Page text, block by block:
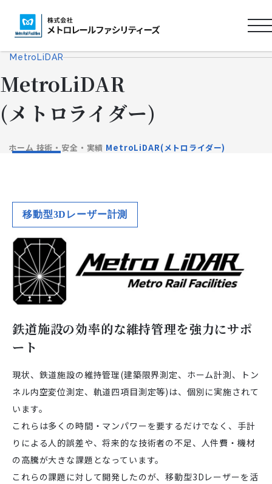
MetroLiDAR
MetroLiDAR
(メトロライダー)
ホーム 技術・安全・実績 MetroLiDAR(メトロライダー)
移動型3Dレーザー計測
鉄道施設の効率的な維持管理を強力にサポ
ート
現状、鉄道施設の維持管理(建築限界測定、ホーム計測、トン
ネル内空変位測定、軌道四項目測定等)は、個別に実施されて
います。
これらは多くの時間・マンパワーを要するだけでなく、手計
りによる人的誤差や、将来的な技術者の不足、人件費・機材
の高騰が大きな課題となっています。
これらの課題に対して開発したのが、移動型3Dレーザーを活